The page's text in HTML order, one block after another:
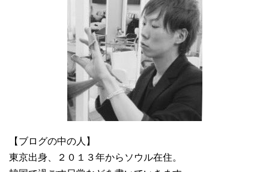
【ブログの中の人】
東京出身、２０１３年からソウル在住。